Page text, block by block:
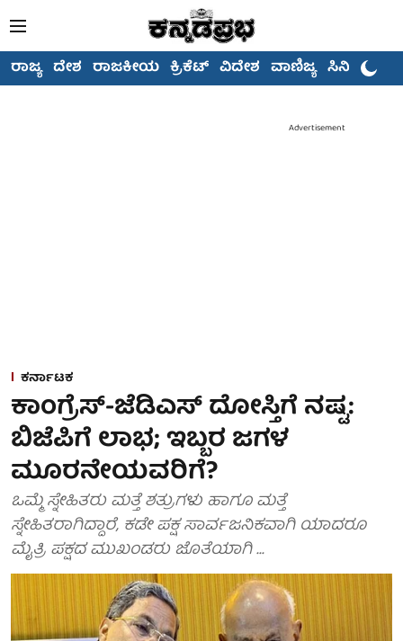
ರಾಜ್ಯ ದೇಶ ರಾಜಕೀಯ ಕ್ರಿಕೆಟ್ ವಿದೇಶ ವಾಣಿಜ್ಯ ಸಿನಿಮಾ
Advertisement
ಕರ್ನಾಟಕ
ಕಾಂಗ್ರೆಸ್-ಜೆಡಿಎಸ್ ದೋಸ್ತಿಗೆ ನಷ್ಟ:
ಬಿಜೆಪಿಗೆ ಲಾಭ; ಇಬ್ಬರ ಜಗಳ
ಮೂರನೇಯವರಿಗೆ?
ಒಮ್ಮೆ ಸ್ನೇಹಿತರು ಮತ್ತೆ ಶತ್ರುಗಳು ಹಾಗೂ ಮತ್ತೆ
ಸ್ನೇಹಿತರಾಗಿದ್ದಾರೆ, ಕಡೇ ಪಕ್ಷ ಸಾರ್ವಜನಿಕವಾಗಿ ಯಾದರೂ
ಮೈತ್ರಿ ಪಕ್ಷದ ಮುಖಂಡರು ಜೊತೆಯಾಗಿ ...